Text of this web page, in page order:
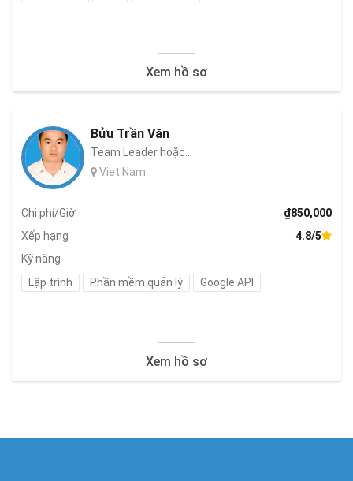
Xem hồ sơ
Bửu Trần Văn
Team Leader hoặc...
Viet Nam
Chi phí/Giờ
₫850,000
Xếp hạng
4.8/5
Kỹ năng
Lập trình
Phần mềm quản lý Google API
Xem hồ sơ